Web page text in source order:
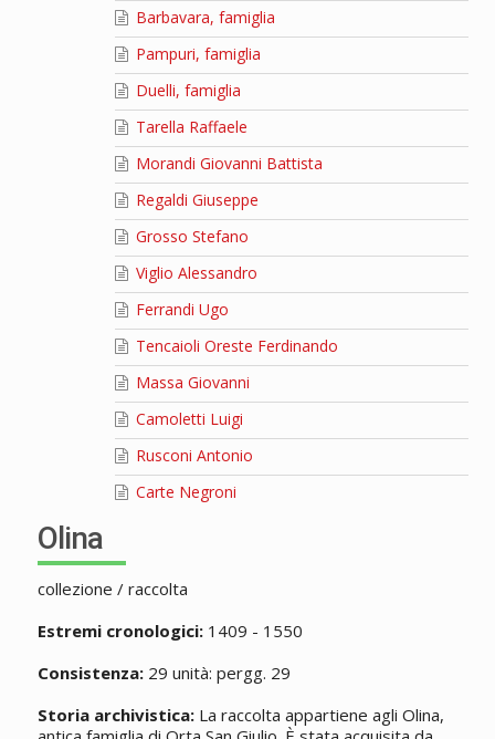
Barbavara, famiglia
Pampuri, famiglia
Duelli, famiglia
Tarella Raffaele
Morandi Giovanni Battista
Regaldi Giuseppe
Grosso Stefano
Viglio Alessandro
Ferrandi Ugo
Tencaioli Oreste Ferdinando
Massa Giovanni
Camoletti Luigi
Rusconi Antonio
Carte Negroni
Olina
collezione / raccolta
Estremi cronologici:1409 - 1550
Consistenza:29 unità: pergg. 29
Storia archivistica:La raccolta appartiene agli Olina,